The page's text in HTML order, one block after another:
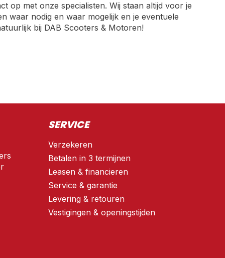
op met onze specialisten. Wij staan altijd voor je
waar nodig en waar mogelijk en je eventuele
bij DAB Scooters & Motoren!
SERVICE
Verzekeren
Betalen in 3 termijnen
Leasen & financieren
Service & garantie
Levering & retouren
Vestigingen & openingstijden